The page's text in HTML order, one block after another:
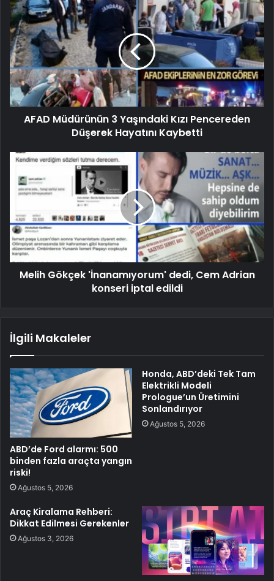
AFAD Müdürünün 3 Yaşındaki Kızı Pencereden
Düşerek Hayatını Kaybetti
Melih Gökçek 'İnanamıyorum' dedi, Cem Adrian
konseri iptal edildi
İlgili Makaleler
ABD’de Ford alarmı: 500
binden fazla araçta yangın
riski!
Ağustos 5, 2026
Honda, ABD’deki Tek Tam
Elektrikli Modeli
Prologue’un Üretimini
Sonlandırıyor
Ağustos 5, 2026
Araç Kiralama Rehberi:
Dikkat Edilmesi Gerekenler
Ağustos 3, 2026